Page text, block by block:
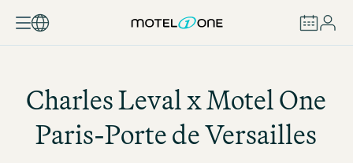
Charles Leval xMotel One
Paris-Porte de Versailles